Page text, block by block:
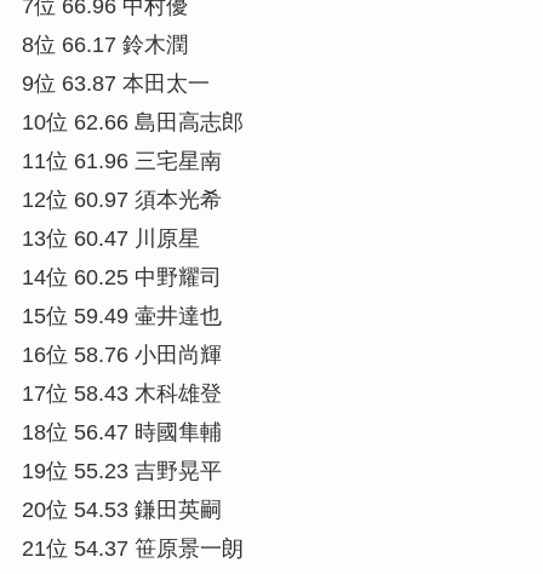
7位 66.96 中村優
8位 66.17 鈴木潤
9位 63.87 本田太一
10位 62.66 島田高志郎
11位 61.96 三宅星南
12位 60.97 須本光希
13位 60.47 川原星
14位 60.25 中野耀司
15位 59.49 壷井達也
16位 58.76 小田尚輝
17位 58.43 木科雄登
18位 56.47 時國隼輔
19位 55.23 吉野晃平
20位 54.53 鎌田英嗣
21位 54.37 笹原景一朗